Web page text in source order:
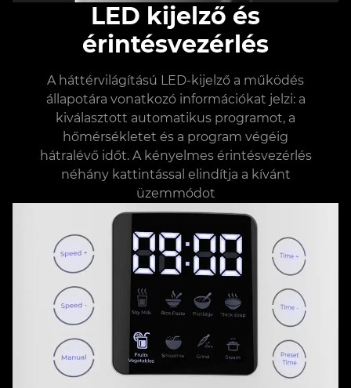
LED kijelző és
érintésvezérlés
A háttérvilágítású LED-kijelző a működés
állapotára vonatkozó információkat jelzi: a
kiválasztott automatikus programot, a
hőmérsékletet és a program végéig
hátralévő időt. A kényelmes érintésvezérlés
néhány kattintással elindítja a kívánt
üzemmódot